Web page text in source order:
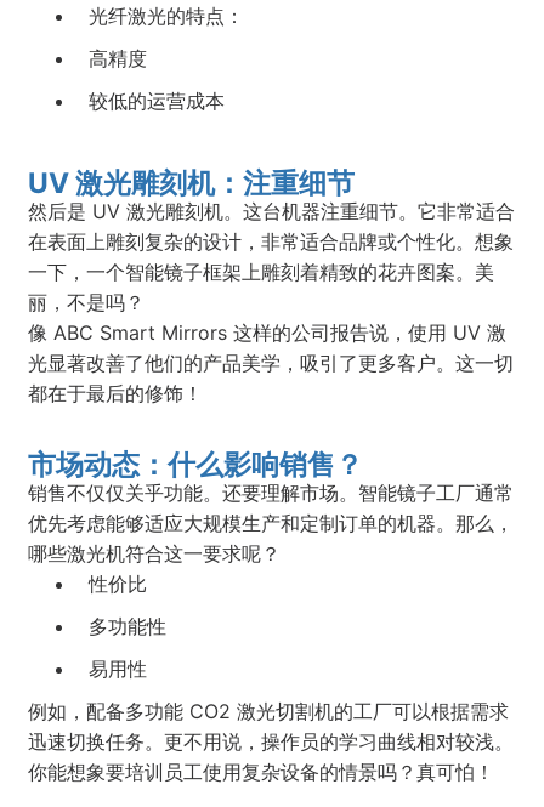
光纤激光的特点：
高精度
较低的运营成本
UV 激光雕刻机：注重细节
然后是 UV 激光雕刻机。这台机器注重细节。它非常适合
在表面上雕刻复杂的设计，非常适合品牌或个性化。想象
一下，一个智能镜子框架上雕刻着精致的花卉图案。美
丽，不是吗？
像 ABC Smart Mirrors 这样的公司报告说，使用 UV 激
光显著改善了他们的产品美学，吸引了更多客户。这一切
都在于最后的修饰！
市场动态：什么影响销售？
销售不仅仅关乎功能。还要理解市场。智能镜子工厂通常
优先考虑能够适应大规模生产和定制订单的机器。那么，
哪些激光机符合这一要求呢？
性价比
多功能性
易用性
例如，配备多功能 CO2 激光切割机的工厂可以根据需求
迅速切换任务。更不用说，操作员的学习曲线相对较浅。
你能想象要培训员工使用复杂设备的情景吗？真可怕！